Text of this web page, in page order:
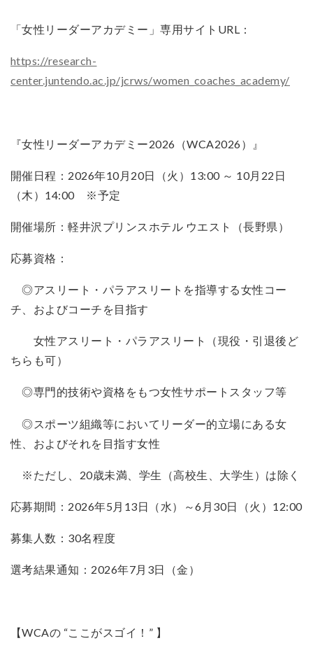
「女性リーダーアカデミー」専用サイトURL：
https://research-
center.juntendo.ac.jp/jcrws/women_coaches_academy/
『女性リーダーアカデミー2026（WCA2026）』
開催日程：2026年10月20日（火）13:00 ～ 10月22日
（木）14:00 ※予定
開催場所：軽井沢プリンスホテル ウエスト（長野県）
応募資格：
◎アスリート・パラアスリートを指導する女性コー
チ、およびコーチを目指す
女性アスリート・パラアスリート（現役・引退後ど
ちらも可）
◎専門的技術や資格をもつ女性サポートスタッフ等
◎スポーツ組織等においてリーダー的立場にある女
性、およびそれを目指す女性
※ただし、20歳未満、学生（高校生、大学生）は除く
応募期間：2026年5月13日（水）～6月30日（火）12:00
募集人数：30名程度
選考結果通知：2026年7月3日（金）
【WCAの “ここがスゴイ！” 】